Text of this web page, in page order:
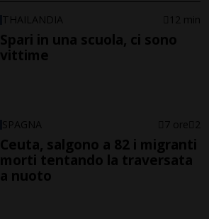
THAILANDIA 12 min
Spari in una scuola, ci sono
vittime
SPAGNA 7 ore 2
Ceuta, salgono a 82 i migranti
morti tentando la traversata
a nuoto